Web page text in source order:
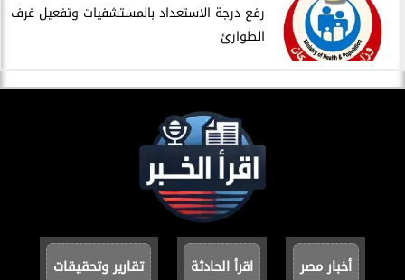
​رفع درجة الاستعداد بالمستشفيات وتفعيل غرف
الطوارئ
أخبار مصر اقرأ الحادثة تقارير وتحقيقات